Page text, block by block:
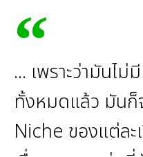
... เพราะว่ามันไ
ทั้งหมดแล้ว มันก็
Niche ของแต่ละ